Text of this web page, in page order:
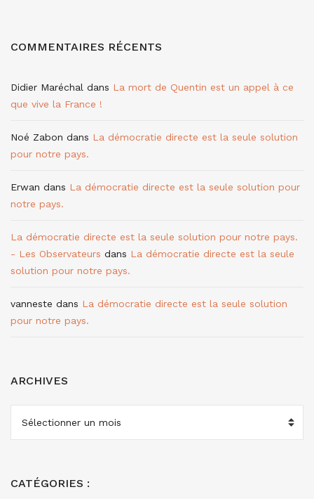
COMMENTAIRES RÉCENTS
Didier Maréchal dans La mort de Quentin est un appel à ce
que vive la France !
Noé Zabon dans La démocratie directe est la seule solution
pour notre pays.
Erwan dans La démocratie directe est la seule solution pour
notre pays.
La démocratie directe est la seule solution pour notre pays.
- Les Observateurs dans La démocratie directe est la seule
solution pour notre pays.
vanneste dans La démocratie directe est la seule solution
pour notre pays.
ARCHIVES
ARCHIVES
CATÉGORIES :